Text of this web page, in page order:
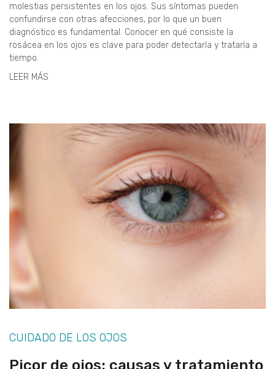
molestias persistentes en los ojos. Sus síntomas pueden
confundirse con otras afecciones, por lo que un buen
diagnóstico es fundamental. Conocer en qué consiste la
rosácea en los ojos es clave para poder detectarla y tratarla a
tiempo.
LEER MÁS
CUIDADO DE LOS OJOS
Picor de ojos: causas y tratamiento